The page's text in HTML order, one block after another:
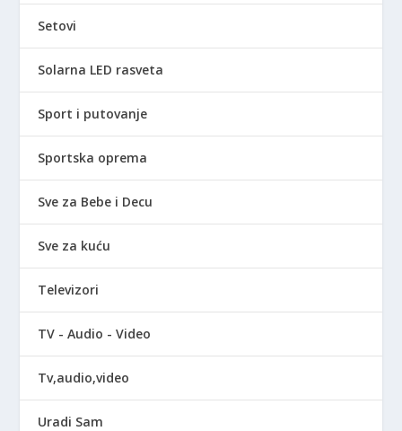
Setovi
Solarna LED rasveta
Sport i putovanje
Sportska oprema
Sve za Bebe i Decu
Sve za kuću
Televizori
TV - Audio - Video
Tv,audio,video
Uradi Sam